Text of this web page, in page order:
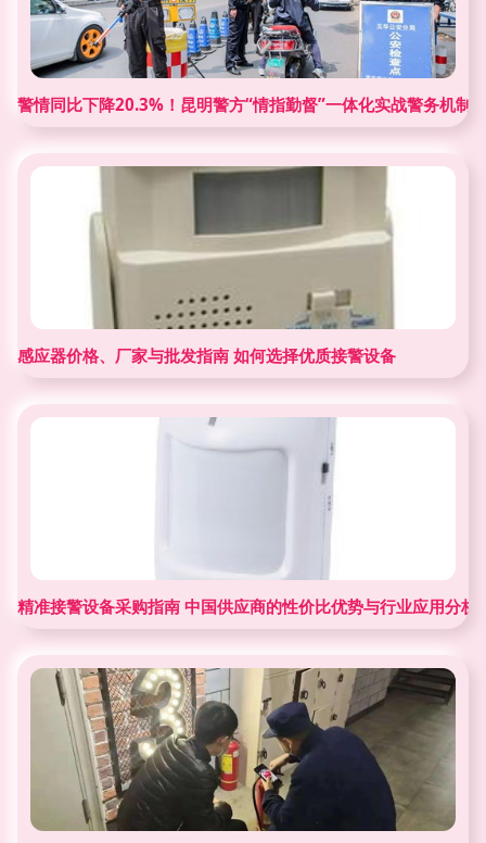
警情同比下降20.3%！昆明警方“情指勤督”一体化实战警务机制
感应器价格、厂家与批发指南 如何选择优质接警设备
精准接警设备采购指南 中国供应商的性价比优势与行业应用分析